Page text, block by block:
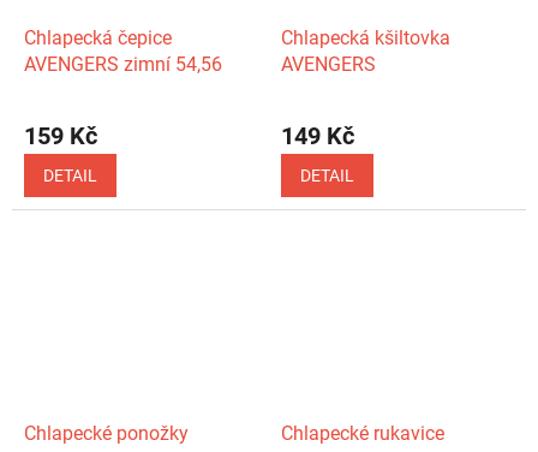
Chlapecká čepice
AVENGERS zimní 54,56
159 Kč
DETAIL
Chlapecká kšiltovka
AVENGERS
149 Kč
DETAIL
Chlapecké ponožky
Chlapecké rukavice